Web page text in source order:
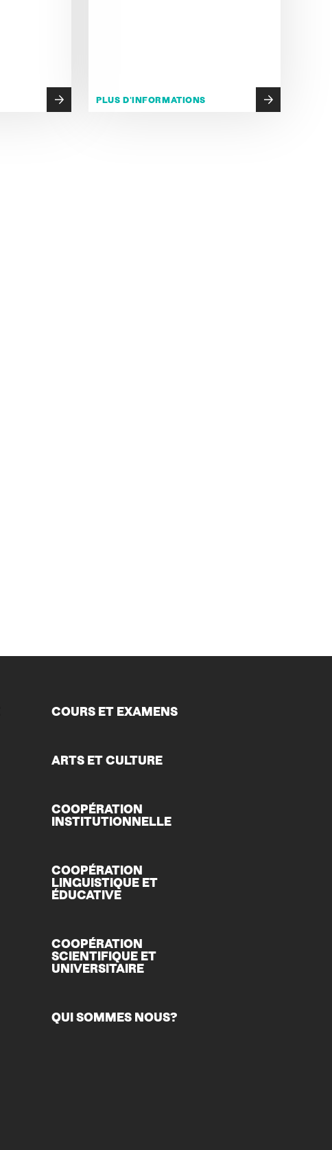
PLUS D'INFORMATIONS
COURS ET EXAMENS
ARTS ET CULTURE
COOPÉRATION
INSTITUTIONNELLE
COOPÉRATION
LINGUISTIQUE ET
ÉDUCATIVE
COOPÉRATION
SCIENTIFIQUE ET
UNIVERSITAIRE
QUI SOMMES NOUS?